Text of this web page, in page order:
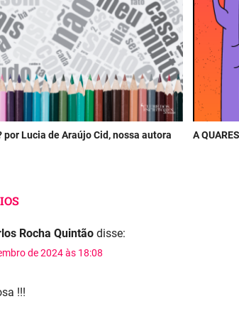
por Lucia de Araújo Cid, nossa autora
A
Rocha Quintão disse:
de 2024 às 18:08
!!!